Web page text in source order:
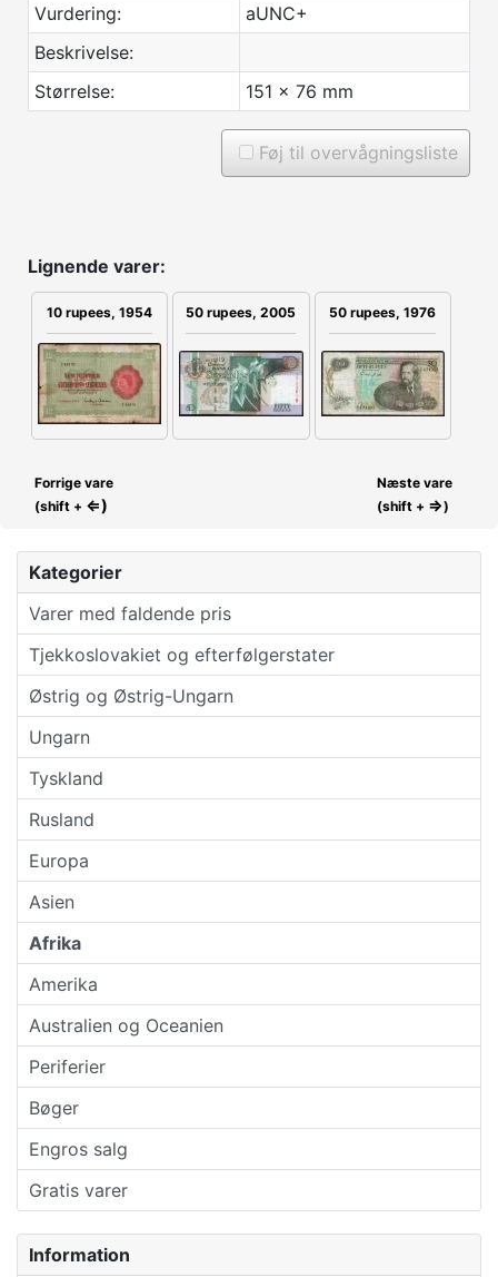
Kategorier
Varer med faldende pris
Tjekkoslovakiet og efterfølgerstater
Østrig og Østrig-Ungarn
Ungarn
Tyskland
Rusland
Europa
Asien
Afrika
Amerika
Australien og Oceanien
Periferier
Bøger
Engros salg
Gratis varer
Information
Vurdering:
aUNC+
Beskrivelse:
Størrelse:
151 x 76 mm
Føj til overvågningsliste
Lignende varer:
10 rupees, 1954 50 rupees, 2005 50 rupees, 1976
Forrige vare
(shift + ⇐)
Næste vare
(shift + ⇒)